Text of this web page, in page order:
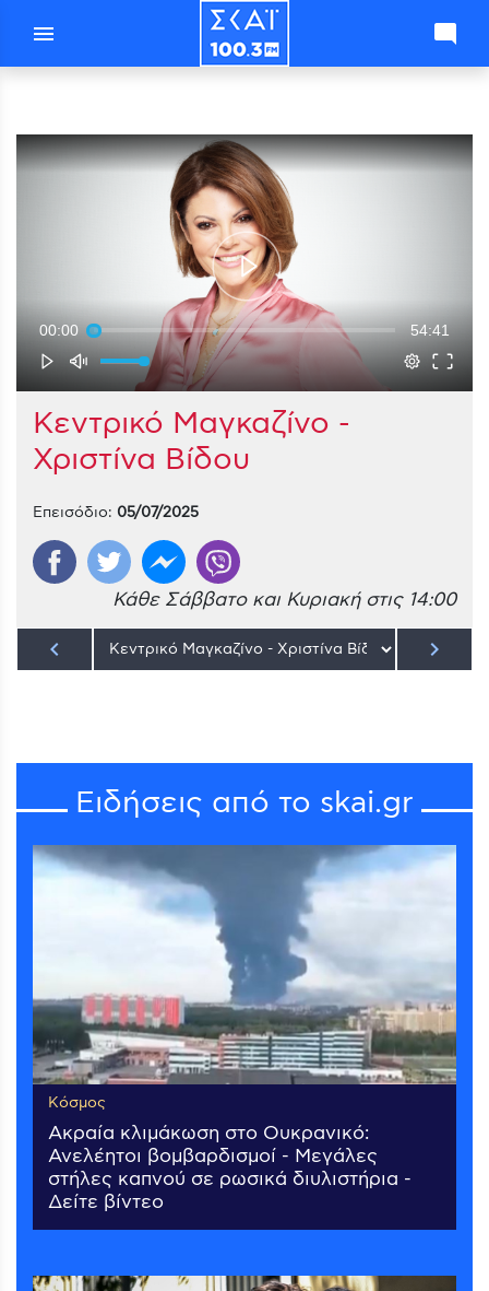
menu mode_comment
00:00 54:41
Κεντρικό Μαγκαζίνο -
Χριστίνα Βίδου
Επεισόδιο: 05/07/2025
Κάθε Σάββατο και Κυριακή στις 14:00
keyboard_arrow_left keyboard_arrow_right
Ειδήσεις από το skai.gr
Κόσμος
Ακραία κλιμάκωση στο Ουκρανικό:
Ανελέητοι βομβαρδισμοί - Μεγάλες
στήλες καπνού σε ρωσικά διυλιστήρια -
Δείτε βίντεο